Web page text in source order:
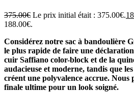
375.00€ Le prix initial était : 375.00€.
188.00€.
Considérez notre sac à bandoulière
le plus rapide de faire une
cuir Saffiano color-block et de la
audacieuse et moderne, tandis que
créent une polyvalence accrue. Nous
finale ultime pour un look soigné.